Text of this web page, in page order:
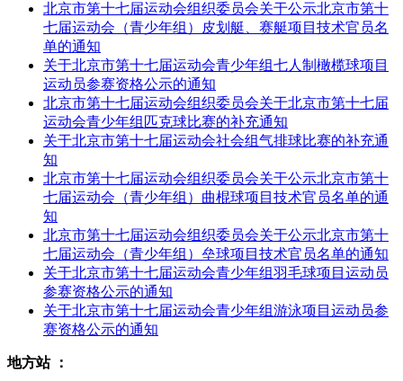
北京市第十七届运动会组织委员会关于公示北京市第十
七届运动会（青少年组）皮划艇、赛艇项目技术官员名
单的通知
关于北京市第十七届运动会青少年组七人制橄榄球项目
运动员参赛资格公示的通知
北京市第十七届运动会组织委员会关于北京市第十七届
运动会青少年组匹克球比赛的补充通知
关于北京市第十七届运动会社会组气排球比赛的补充通
知
北京市第十七届运动会组织委员会关于公示北京市第十
七届运动会（青少年组）曲棍球项目技术官员名单的通
知
北京市第十七届运动会组织委员会关于公示北京市第十
七届运动会（青少年组）垒球项目技术官员名单的通知
关于北京市第十七届运动会青少年组羽毛球项目运动员
参赛资格公示的通知
关于北京市第十七届运动会青少年组游泳项目运动员参
赛资格公示的通知
地方站 ：